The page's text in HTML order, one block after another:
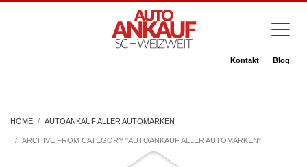
Kontakt Blog
HOME AUTOANKAUF ALLER AUTOMARKEN
ARCHIVE FROM CATEGORY "AUTOANKAUF ALLER AUTOMARKEN"